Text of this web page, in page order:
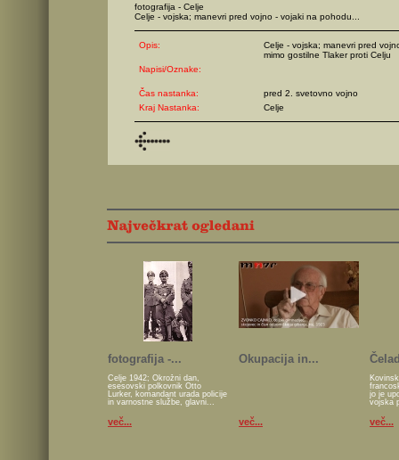
fotografija - Celje
Celje - vojska; manevri pred vojno - vojaki na pohodu...
Opis:
Celje - vojska; manevri pred
mimo gostilne Tlaker proti Celju
Napisi/Oznake:
Čas nastanka:
pred 2. svetovno vojno
Kraj Nastanka:
Celje
fotografija -...
Celje 1942; Okrožni dan,
esesovski polkovnik Otto
Lurker, komandant urada policije
in varnostne službe, glavni...
več...
Okupacija in...
več...
jo je
vojska
več...